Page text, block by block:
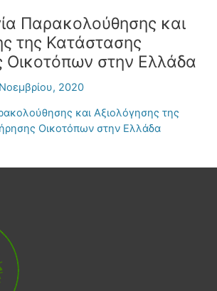
Παρακολούθησης και
της Κατάστασης
Οικοτόπων στην Ελλάδα
2020
και Αξιολόγησης της
Οικοτόπων στην Ελλάδα